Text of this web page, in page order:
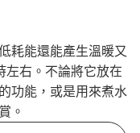
耗能還能產生溫暖又
左右。不論將它放在
功能，或是用來煮水
。